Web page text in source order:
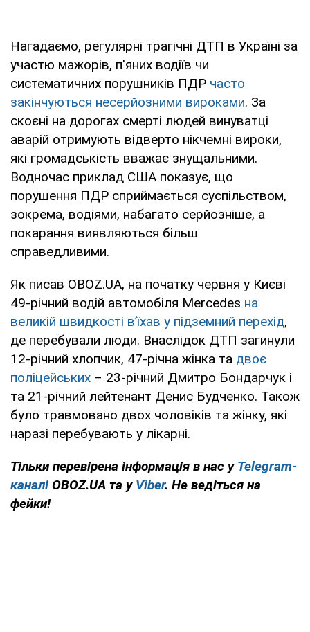
Нагадаємо, регулярні трагічні ДТП в Україні за
участю мажорів, п'яних водіїв чи
систематичних порушників ПДР часто
закінчуються несерйозними вироками. За
скоєні на дорогах смерті людей винуватці
аварій отримують відверто нікчемні вироки,
які громадськість вважає знущальними.
Водночас приклад США показує, що
порушення ПДР сприймається суспільством,
зокрема, водіями, набагато серйозніше, а
покарання виявляються більш
справедливими.
Як писав OBOZ.UA, на початку червня у Києві
49-річний водій автомобіля Mercedes на
великій швидкості в’їхав у підземний перехід,
де перебували люди. Внаслідок ДТП загинули
12-річний хлопчик, 47-річна жінка та двоє
поліцейських – 23-річний Дмитро Бондарчук і
та 21-річний лейтенант Денис Будченко. Також
було травмовано двох чоловіків та жінку, які
наразі перебувають у лікарні.
Тільки перевірена інформація в нас у Telegram-
каналі OBOZ.UA та у Viber. Не ведіться на
фейки!